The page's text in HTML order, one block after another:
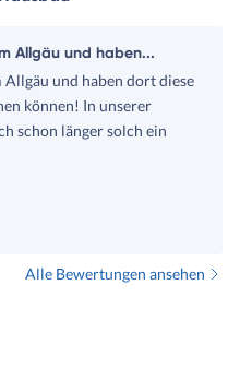
Allgäu und haben...
und haben dort diese
können! In unserer
schon länger solch ein
Alle Bewertungen ansehen